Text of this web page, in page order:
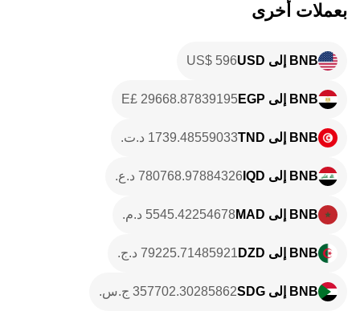
بعملات أخرى
BNB إلى USD
BNB إلى EGP
BNB إلى TND
BNB إلى IQD
BNB إلى MAD
BNB إلى DZD
BNB إلى SDG